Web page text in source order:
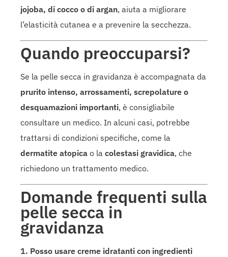
jojoba, di cocco o di argan, aiuta a migliorare
l’elasticità cutanea e a prevenire la secchezza.
Quando preoccuparsi?
Se la pelle secca in gravidanza è accompagnata da
prurito intenso, arrossamenti, screpolature o
desquamazioni importanti, è consigliabile
consultare un medico. In alcuni casi, potrebbe
trattarsi di condizioni specifiche, come la
dermatite atopica o la colestasi gravidica, che
richiedono un trattamento medico.
Domande frequenti sulla
pelle secca in
gravidanza
1. Posso usare creme idratanti con ingredienti